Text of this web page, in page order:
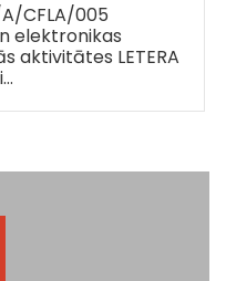
CFLA/005
elektronikas
aktivitātes LETERA